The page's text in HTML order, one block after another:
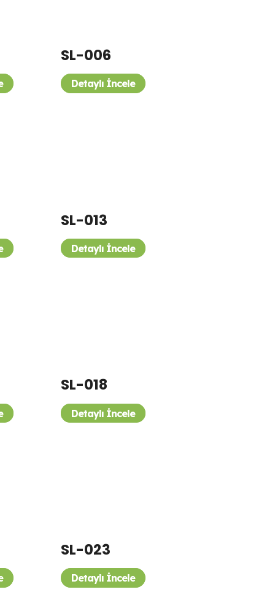
SL-006
Detaylı İncele
SL-013
Detaylı İncele
SL-018
Detaylı İncele
SL-023
Detaylı İncele